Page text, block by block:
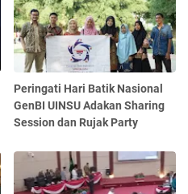
Peringati Hari Batik Nasional
GenBI UINSU Adakan Sharing
Session dan Rujak Party